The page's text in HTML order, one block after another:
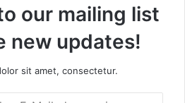
our mailing list
new updates!
sit amet, consectetur.